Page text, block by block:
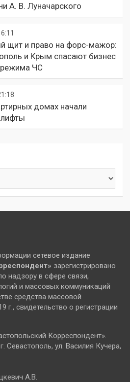
А. В. Луначарского
щит и право на форс-мажор:
и Крым спасают бизнес
режима ЧС
домах начали
сетевое издание
зарегистрировано
надзору в сфере связи,
и массовых коммуникаций
средства массовой
г., свидетельство о регистрации
Корреспондент».
Севастополь, ул. Василия Кучера,
А.В.